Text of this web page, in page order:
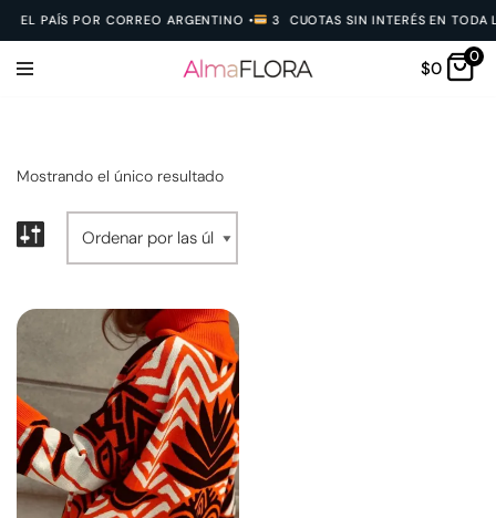
Ir
EL PAÍS POR CORREO ARGENTINO • 3 CUOTAS SIN INTERÉS EN TODA
$0
0
Mostrando el único resultado